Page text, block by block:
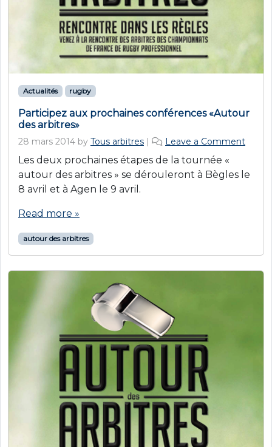
Actualités rugby
Participez aux prochaines conférences «Autour
des arbitres»
28 mars 2014 by Tous arbitres | Leave a Comment
Les deux prochaines étapes de la tournée «
autour des arbitres » se dérouleront à Bègles le
8 avril et à Agen le 9 avril.
Read more »
autour des arbitres